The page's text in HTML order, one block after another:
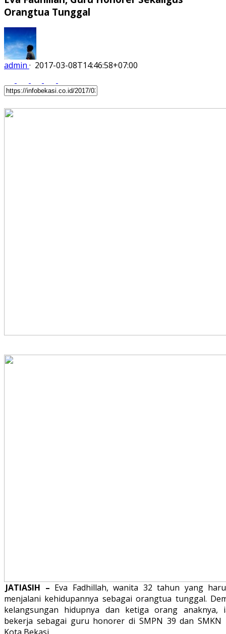
Orangtua Tunggal
admin · 2017-03-08T14:46:58+07:00
JATIASIH – Eva Fadhillah, wanita 32 tahun yang
menjalani kehidupannya sebagai orangtua tunggal.
kelangsungan hidupnya dan ketiga orang anaknya,
bekerja sebagai guru honorer di SMPN 39 dan SMKN